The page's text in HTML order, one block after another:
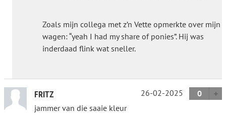
Zoals mijn collega met z’n Vette opmerkte over mijn
wagen: “yeah I had my share of ponies”. Hij was
inderdaad flink wat sneller.
FRITZ 26-02-2025
0
jammer van die saaie kleur